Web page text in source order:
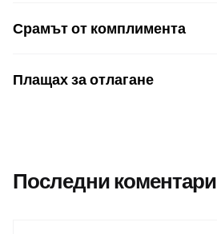
Срамът от комплимента
Плащах за отлагане
Последни коментари